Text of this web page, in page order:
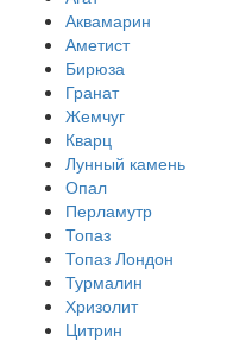
Аквамарин
Аметист
Бирюза
Гранат
Жемчуг
Кварц
Лунный камень
Опал
Перламутр
Топаз
Топаз Лондон
Турмалин
Хризолит
Цитрин